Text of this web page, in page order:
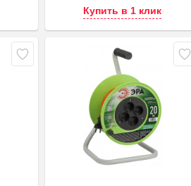
Купить в 1 клик